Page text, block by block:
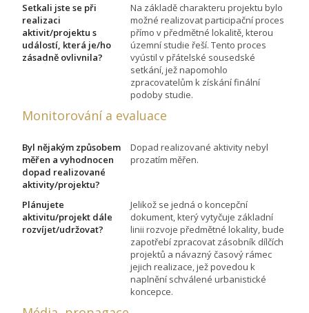
Setkali jste se při
realizaci
aktivit/projektu s
událostí, která je/ho
zásadně ovlivnila?
Na základě charakteru projektu bylo
možné realizovat participační proces
přímo v předmětné lokalitě, kterou
územní studie řeší. Tento proces
vyústil v přátelské sousedské
setkání, jež napomohlo
zpracovatelům k získání finální
podoby studie.
Monitorování a evaluace
Byl nějakým způsobem
měřen a vyhodnocen
dopad realizované
aktivity/projektu?
Dopad realizované aktivity nebyl
prozatím měřen.
Plánujete
aktivitu/projekt dále
rozvíjet/udržovat?
Jelikož se jedná o koncepční
dokument, který vytyčuje základní
linii rozvoje předmětné lokality, bude
zapotřebí zpracovat zásobník dílčích
projektů a návazný časový rámec
jejich realizace, jež povedou k
naplnění schválené urbanistické
koncepce.